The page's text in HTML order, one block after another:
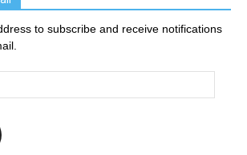
to subscribe and receive notifications